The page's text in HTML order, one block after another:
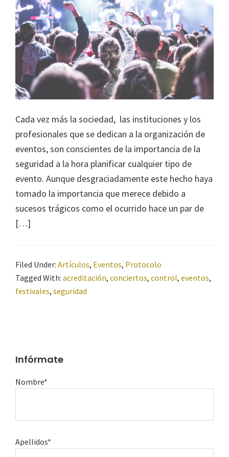
Cada vez más la sociedad, las instituciones y los
profesionales que se dedican a la organización de
eventos, son conscientes de la importancia de la
seguridad a la hora planificar cualquier tipo de
evento. Aunque desgraciadamente este hecho haya
tomado la importancia que merece debido a
sucesos trágicos como el ocurrido hace un par de
[…]
Filed Under: Artículos, Eventos, Protocolo
Tagged With: acreditación, conciertos, control, eventos,
festivales, seguridad
Infórmate
Nombre*
Apellidos*